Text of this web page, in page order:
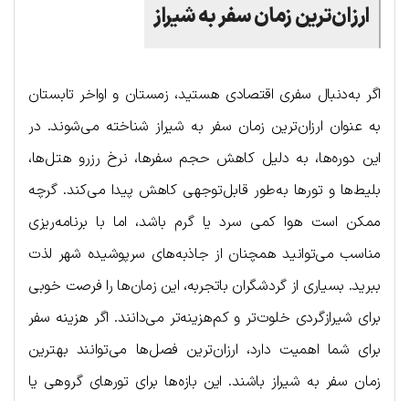
ارزان‌ترین زمان سفر به شیراز
اگر به‌دنبال سفری اقتصادی هستید، زمستان و اواخر تابستان
به عنوان ارزان‌ترین زمان سفر به شیراز شناخته می‌شوند. در
این دوره‌ها، به دلیل کاهش حجم سفرها، نرخ رزرو هتل‌ها،
بلیط‌ها و تورها به‌طور قابل‌توجهی کاهش پیدا می‌کند. گرچه
ممکن است هوا کمی سرد یا گرم باشد، اما با برنامه‌ریزی
مناسب می‌توانید همچنان از جاذبه‌های سرپوشیده شهر لذت
ببرید. بسیاری از گردشگران باتجربه، این زمان‌ها را فرصت خوبی
برای شیرازگردی خلوت‌تر و کم‌هزینه‌تر می‌دانند. اگر هزینه سفر
برای شما اهمیت دارد، ارزان‌ترین فصل‌ها می‌توانند بهترین
زمان سفر به شیراز باشند. این بازه‌ها برای تورهای گروهی یا